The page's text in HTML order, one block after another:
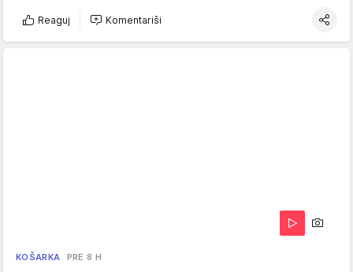
Reaguj Komentariši
KOŠARKA PRE 8 H